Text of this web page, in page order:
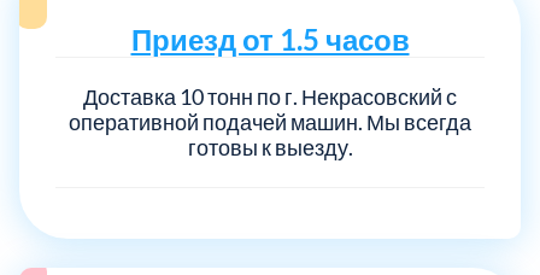
Приезд от 1.5 часов
Доставка 10 тонн по г. Некрасовский с
оперативной подачей машин. Мы всегда
готовы к выезду.